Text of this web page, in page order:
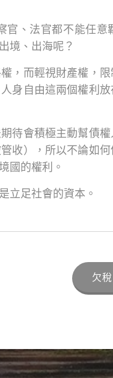
、法官都不能任
境、出海呢？
，而輕視財產權，
身自由這兩個權利
待會積極主動幫債
收），所以不論如
國的權利。
立足社會的資本。
欠